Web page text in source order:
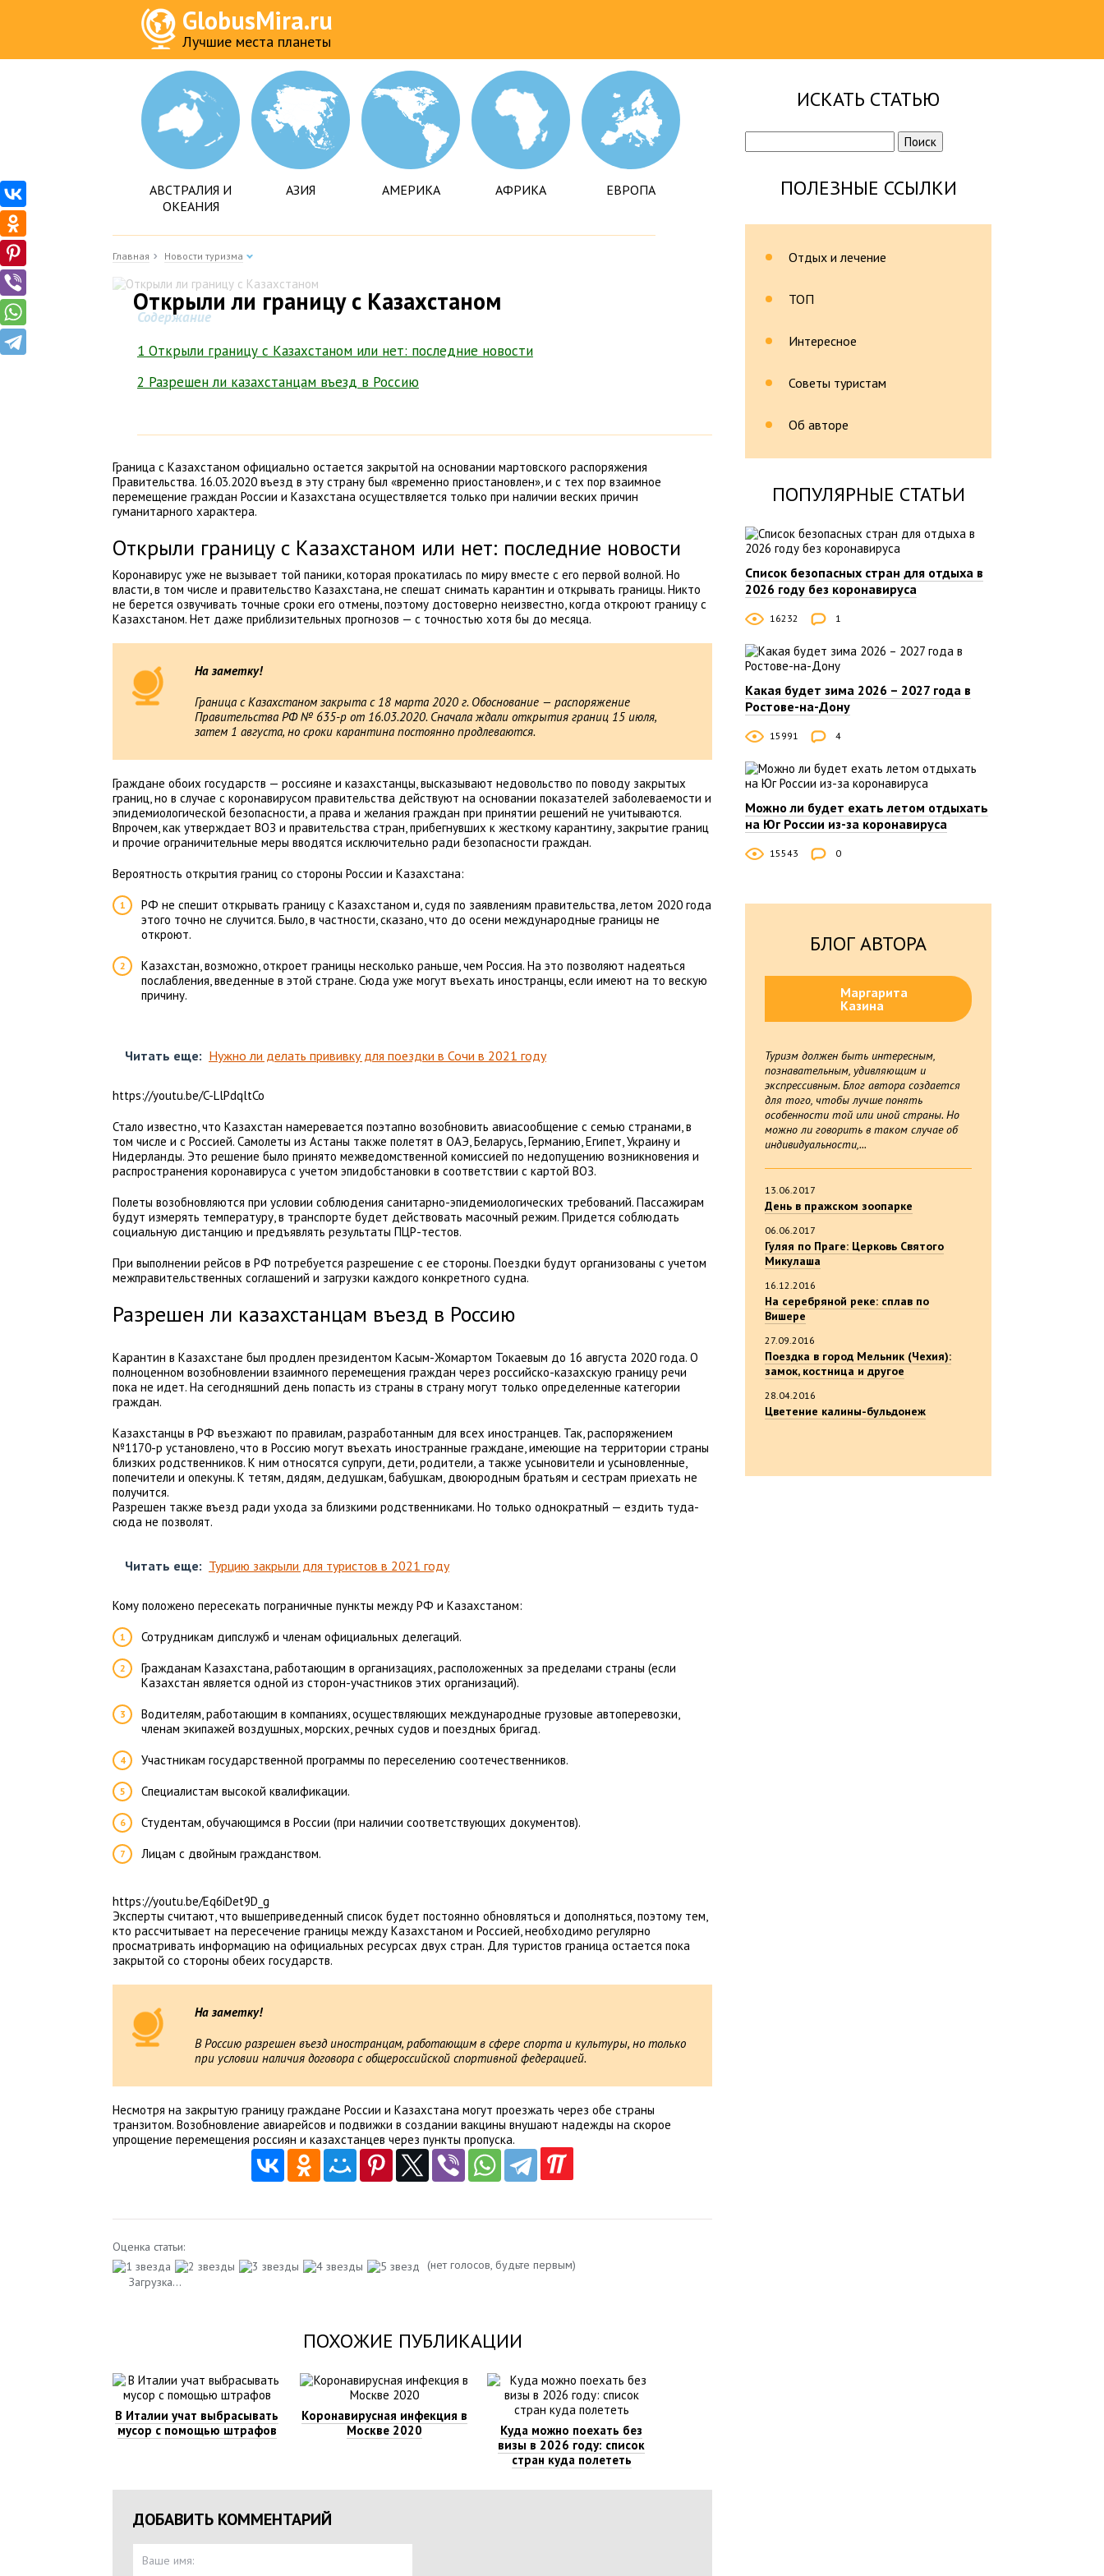
GlobusMira.ru
Лучшие места планеты
АВСТРАЛИЯ И
ОКЕАНИЯ
АЗИЯ АМЕРИКА АФРИКА ЕВРОПА
Главная Новости туризма
Открыли ли границу с Казахстаном
Содержание
1 Открыли границу с Казахстаном или нет: последние новости
2 Разрешен ли казахстанцам въезд в Россию
Граница с Казахстаном официально остается закрытой на основании мартовского распоряжения
Правительства. 16.03.2020 въезд в эту страну был «временно приостановлен», и с тех пор взаимное
перемещение граждан России и Казахстана осуществляется только при наличии веских причин
гуманитарного характера.
Открыли границу с Казахстаном или нет: последние новости
Коронавирус уже не вызывает той паники, которая прокатилась по миру вместе с его первой волной. Но
власти, в том числе и правительство Казахстана, не спешат снимать карантин и открывать границы. Никто
не берется озвучивать точные сроки его отмены, поэтому достоверно неизвестно, когда откроют границу с
Казахстаном. Нет даже приблизительных прогнозов — с точностью хотя бы до месяца.
На заметку!
Граница с Казахстаном закрыта с 18 марта 2020 г. Обоснование — распоряжение
Правительства РФ № 635-р от 16.03.2020. Сначала ждали открытия границ 15 июля,
затем 1 августа, но сроки карантина постоянно продлеваются.
Граждане обоих государств — россияне и казахстанцы, высказывают недовольство по поводу закрытых
границ, но в случае с коронавирусом правительства действуют на основании показателей заболеваемости и
эпидемиологической безопасности, а права и желания граждан при принятии решений не учитываются.
Впрочем, как утверждает ВОЗ и правительства стран, прибегнувших к жесткому карантину, закрытие границ
и прочие ограничительные меры вводятся исключительно ради безопасности граждан.
Вероятность открытия границ со стороны России и Казахстана:
РФ не спешит открывать границу с Казахстаном и, судя по заявлениям правительства, летом 2020 года
этого точно не случится. Было, в частности, сказано, что до осени международные границы не
откроют.
Казахстан, возможно, откроет границы несколько раньше, чем Россия. На это позволяют надеяться
послабления, введенные в этой стране. Сюда уже могут въехать иностранцы, если имеют на то вескую
причину.
Читать еще: Нужно ли делать прививку для поездки в Сочи в 2021 году
https://youtu.be/C-LlPdqltCo
Стало известно, что Казахстан намеревается поэтапно возобновить авиасообщение с семью странами, в
том числе и с Россией. Самолеты из Астаны также полетят в ОАЭ, Беларусь, Германию, Египет, Украину и
Нидерланды. Это решение было принято межведомственной комиссией по недопущению возникновения и
распространения коронавируса с учетом эпидобстановки в соответствии с картой ВОЗ.
Полеты возобновляются при условии соблюдения санитарно-эпидемиологических требований. Пассажирам
будут измерять температуру, в транспорте будет действовать масочный режим. Придется соблюдать
социальную дистанцию и предъявлять результаты ПЦР-тестов.
При выполнении рейсов в РФ потребуется разрешение с ее стороны. Поездки будут организованы с учетом
межправительственных соглашений и загрузки каждого конкретного судна.
Разрешен ли казахстанцам въезд в Россию
Карантин в Казахстане был продлен президентом Касым-Жомартом Токаевым до 16 августа 2020 года. О
полноценном возобновлении взаимного перемещения граждан через российско-казахскую границу речи
пока не идет. На сегодняшний день попасть из страны в страну могут только определенные категории
граждан.
Казахстанцы в РФ въезжают по правилам, разработанным для всех иностранцев. Так, распоряжением
№1170-р установлено, что в Россию могут въехать иностранные граждане, имеющие на территории страны
близких родственников. К ним относятся супруги, дети, родители, а также усыновители и усыновленные,
попечители и опекуны. К тетям, дядям, дедушкам, бабушкам, двоюродным братьям и сестрам приехать не
получится.
Разрешен также въезд ради ухода за близкими родственниками. Но только однократный — ездить туда-
сюда не позволят.
Читать еще: Турцию закрыли для туристов в 2021 году
Кому положено пересекать пограничные пункты между РФ и Казахстаном:
Сотрудникам дипслужб и членам официальных делегаций.
Гражданам Казахстана, работающим в организациях, расположенных за пределами страны (если
Казахстан является одной из сторон-участников этих организаций).
Водителям, работающим в компаниях, осуществляющих международные грузовые автоперевозки,
членам экипажей воздушных, морских, речных судов и поездных бригад.
Участникам государственной программы по переселению соотечественников.
Специалистам высокой квалификации.
Студентам, обучающимся в России (при наличии соответствующих документов).
Лицам с двойным гражданством.
https://youtu.be/Eq6iDet9D_g
Эксперты считают, что вышеприведенный список будет постоянно обновляться и дополняться, поэтому тем,
кто рассчитывает на пересечение границы между Казахстаном и Россией, необходимо регулярно
просматривать информацию на официальных ресурсах двух стран. Для туристов граница остается пока
закрытой со стороны обеих государств.
На заметку!
В Россию разрешен въезд иностранцам, работающим в сфере спорта и культуры, но только
при условии наличия договора с общероссийской спортивной федерацией.
Несмотря на закрытую границу граждане России и Казахстана могут проезжать через обе страны
транзитом. Возобновление авиарейсов и подвижки в создании вакцины внушают надежды на скорое
упрощение перемещения россиян и казахстанцев через пункты пропуска.
Оценка статьи:
(нет голосов, будьте первым)
Загрузка...
ПОХОЖИЕ ПУБЛИКАЦИИ
В Италии учат выбрасывать
мусор с помощью штрафов
Коронавирусная инфекция в
Москве 2020
Куда можно поехать без
визы в 2026 году: список
стран куда полететь
ДОБАВИТЬ КОММЕНТАРИЙ
ИСКАТЬ СТАТЬЮ
Найти:
ПОЛЕЗНЫЕ ССЫЛКИ
Отдых и лечение
ТОП
Интересное
Советы туристам
Об авторе
ПОПУЛЯРНЫЕ СТАТЬИ
Список безопасных стран для отдыха в
2026 году без коронавируса
16232 1
Какая будет зима 2026 – 2027 года в
Ростове-на-Дону
15991 4
Можно ли будет ехать летом отдыхать
на Юг России из-за коронавируса
15543 0
БЛОГ АВТОРА
Маргарита
Казина
Туризм должен быть интересным,
познавательным, удивляющим и
экспрессивным. Блог автора создается
для того, чтобы лучше понять
особенности той или иной страны. Но
можно ли говорить в таком случае об
индивидуальности,...
13.06.2017
День в пражском зоопарке
06.06.2017
Гуляя по Праге: Церковь Святого
Микулаша
16.12.2016
На серебряной реке: сплав по
Вишере
27.09.2016
Поездка в город Мельник (Чехия):
замок, костница и другое
28.04.2016
Цветение калины-бульдонеж